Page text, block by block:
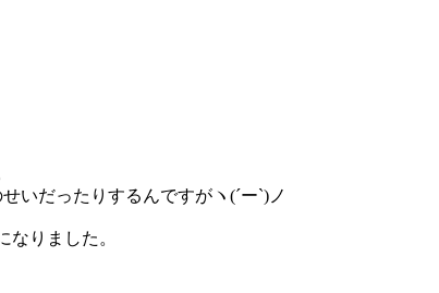
いだったりするんですがヽ(´ー`)ノ
りました。